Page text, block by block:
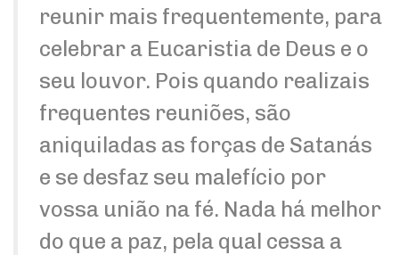
reunir mais frequentemente, para
celebrar a Eucaristia de Deus e o
seu louvor. Pois quando realizais
frequentes reuniões, são
aniquiladas as forças de Satanás
e se desfaz seu malefício por
vossa união na fé. Nada há melhor
do que a paz, pela qual cessa a